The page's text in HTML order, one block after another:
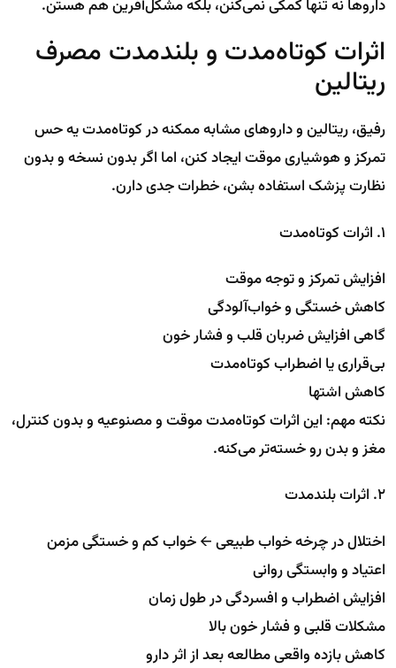
داروها نه تنها کمکی نمی‌کنن، بلکه مشکل‌آفرین هم هستن.
اثرات کوتاه‌مدت و بلندمدت مصرف
ریتالین
رفیق، ریتالین و داروهای مشابه ممکنه در کوتاه‌مدت یه حس
تمرکز و هوشیاری موقت ایجاد کنن، اما اگر بدون نسخه و بدون
نظارت پزشک استفاده بشن، خطرات جدی دارن.
۱. اثرات کوتاه‌مدت
افزایش تمرکز و توجه موقت
کاهش خستگی و خواب‌آلودگی
گاهی افزایش ضربان قلب و فشار خون
بی‌قراری یا اضطراب کوتاه‌مدت
کاهش اشتها
نکته مهم: این اثرات کوتاه‌مدت موقت و مصنوعیه و بدون کنترل،
مغز و بدن رو خسته‌تر می‌کنه.
۲. اثرات بلندمدت
اختلال در چرخه خواب طبیعی 🡨 خواب کم و خستگی مزمن
اعتیاد و وابستگی روانی
افزایش اضطراب و افسردگی در طول زمان
مشکلات قلبی و فشار خون بالا
کاهش بازده واقعی مطالعه بعد از اثر دارو